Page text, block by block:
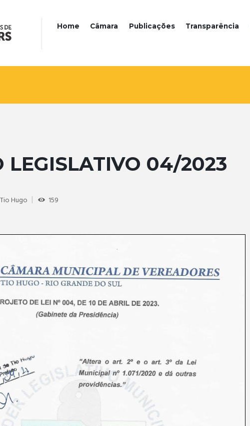
Home Câmara Publicações Transparência
LEGISLATIVO 04/2023
Hugo 159